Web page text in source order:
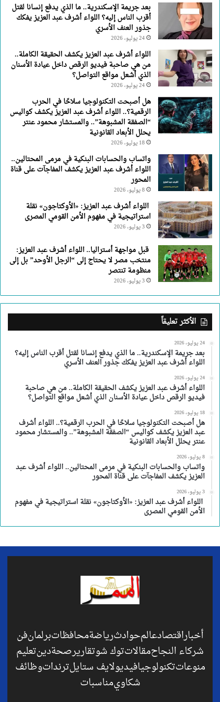
جذور
العنف
الأسري
بعد جريمة الإسكندرية.. ما الذي يدفع إنسانا لقتل
أقرب الناس إليه؟ اللواء أشرف عبد العزيز يفكك
جذور العنف الأسري
24 يوليو، 2026
اللواء أشرف عبد العزيز يكشف الحقيقة الكاملة..
من هي صاحبة فيديو الرقص داخل عيادة الأسنان
الذي أشعل مواقع التواصل؟
24 يوليو، 2026
هل أصبحت التكنولوجيا سلاحًا في الحرب
الرقمية؟.. اللواء أشرف عبد العزيز يكشف كواليس
“الصفقة المشبوهة”.. والمستشار محمود عنتر
يحلل الأبعاد القانونية
18 يوليو، 2026
واتساب والحسابات البنكية في مرمى المحتالين..
اللواء أشرف عبد العزيز يكشف المفاجآت على قناة
المحور
8 يوليو، 2026
اللواء أشرف عبد العزيز: «الأوكتاجون» نقلة
استراتيجية في مفهوم الأمن القومي المصرى
3 يوليو، 2026
قبل مواجهة أستراليا.. اللواء أشرف عبد العزيز:
منتخب مصر لا يحتاج إلى “الرجل الأوحد” بل إلى
منظومة تنتصر
3 يوليو، 2026
الأكثر تعليقاً
24 يوليو، 2026
بعد جريمة الإسكندرية.. ما الذي يدفع إنسانا لقتل أقرب الناس إليه؟
اللواء أشرف عبد العزيز يفكك جذور العنف الأسري
24 يوليو، 2026
اللواء أشرف عبد العزيز يكشف الحقيقة الكاملة.. من هي صاحبة
فيديو الرقص داخل عيادة الأسنان الذي أشعل مواقع التواصل؟
18 يوليو، 2026
هل أصبحت التكنولوجيا سلاحًا في الحرب الرقمية؟.. اللواء أشرف
عبد العزيز يكشف كواليس “الصفقة المشبوهة”.. والمستشار محمود
عنتر يحلل الأبعاد القانونية
8 يوليو، 2026
واتساب والحسابات البنكية في مرمى المحتالين.. اللواء أشرف عبد
العزيز يكشف المفاجآت على قناة المحور
3 يوليو، 2026
اللواء أشرف عبد العزيز: «الأوكتاجون» نقلة استراتيجية في مفهوم
الأمن القومي المصرى
أخباراقتصادعالمحوادثرياضةمحافظاتبرلمانفن
شركاء النجاحمقالاتتوك شوتقاريرصحةدينتعليم
منوعاتتكنولوجيافيديولايف ستايلترنداتوظائف
شكاويمناسبات